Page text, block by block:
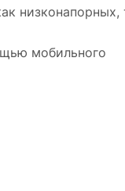
низконапорных,
мобильного